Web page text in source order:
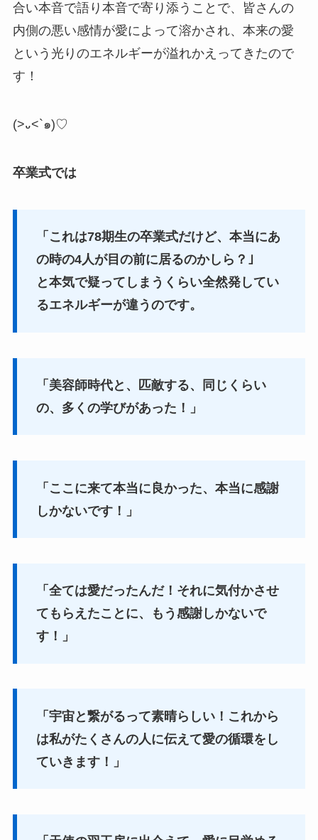
合い本音で語り本音で寄り添うことで、皆さんの
内側の悪い感情が愛によって溶かされ、本来の愛
という光りのエネルギーが溢れかえってきたので
す！
(>᎑<`๑)♡
卒業式では
「これは78期生の卒業式だけど、本当にあ
の時の4人が目の前に居るのかしら？｣
と本気で疑ってしまうくらい全然発してい
るエネルギーが違うのです。
「美容師時代と、匹敵する、同じくらい
の、多くの学びがあった！」
「ここに来て本当に良かった、本当に感謝
しかないです！」
「全ては愛だったんだ！それに気付かさせ
てもらえたことに、もう感謝しかないで
す！」
「宇宙と繋がるって素晴らしい！これから
は私がたくさんの人に伝えて愛の循環をし
ていきます！」